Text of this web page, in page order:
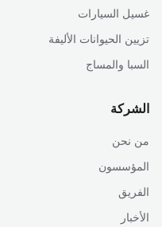
غسيل السيارات
تزيين الحيوانات الأليفة
السبا والمساج
الشركة
من نحن
المؤسسون
الفريق
الأخبار